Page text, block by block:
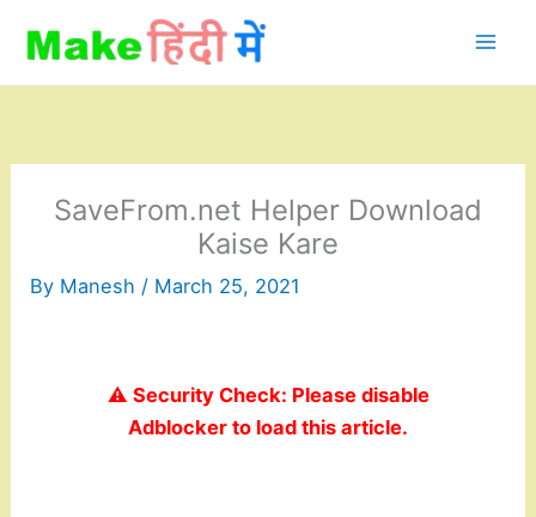
content
SaveFrom.net Helper Download
Kaise Kare
By Manesh / March 25, 2021
⚠️ Security Check: Please disable
Adblocker to load this article.